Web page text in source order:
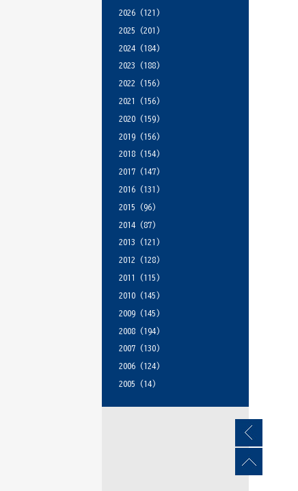
2026 (121)
2025 (201)
2024 (184)
2023 (188)
2022 (156)
2021
(156)
2020 (159)
2019 (156)
2018 (154)
2017 (147)
2016 (131)
2015 (96)
2014 (87)
2013 (121)
2012 (128)
2011
(115)
2010 (145)
2009 (145)
2008 (194)
2007 (130)
2006 (124)
2005 (14)